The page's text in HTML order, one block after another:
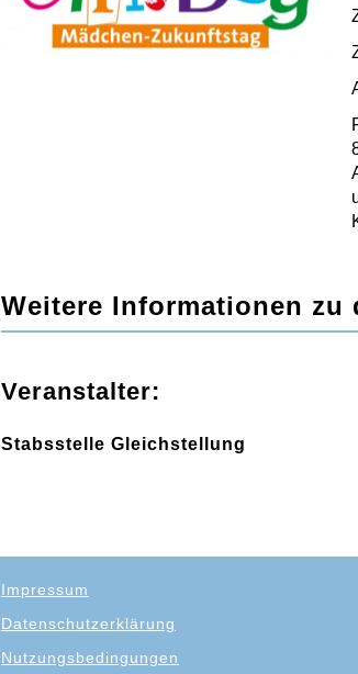
Weitere Informationen zu
Veranstalter:
Stabsstelle Gleichstellung
Impressum
Datenschutzerklärung
Nutzungsbedingungen